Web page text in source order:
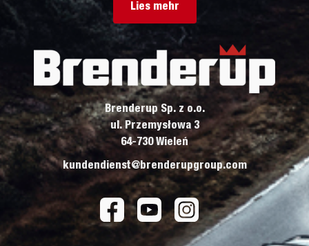
Lies mehr
Brenderup Sp. z o.o.
ul. Przemysłowa 3
64-730 Wieleń
kundendienst@brenderupgroup.com